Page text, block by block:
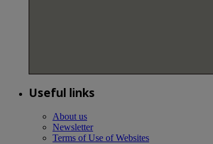
Useful links
About us
Newsletter
Terms of Use of Websites